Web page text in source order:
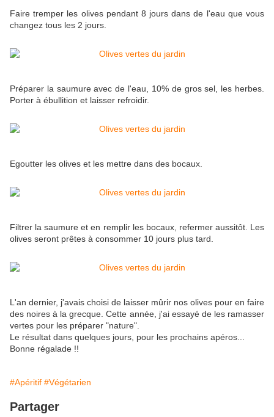
Faire tremper les olives pendant 8 jours dans de l'eau que vous
changez tous les 2 jours.
Préparer la saumure avec de l'eau, 10% de gros sel, les herbes.
Porter à ébullition et laisser refroidir.
Egoutter les olives et les mettre dans des bocaux.
Filtrer la saumure et en remplir les bocaux, refermer aussitôt. Les
olives seront prêtes à consommer 10 jours plus tard.
L'an dernier, j'avais choisi de laisser mûrir nos olives pour en faire
des noires à la grecque. Cette année, j'ai essayé de les ramasser
vertes pour les préparer "nature".
Le résultat dans quelques jours, pour les prochains apéros...
Bonne régalade !!
#Apéritif #Végétarien
Partager